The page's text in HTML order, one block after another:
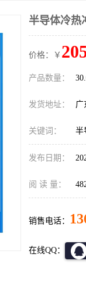
半导体冷热
价格：￥
产品数量：
发货地址： 广
关键词： 半
发布日期：
阅 读 量：
销售电话：
在线QQ：